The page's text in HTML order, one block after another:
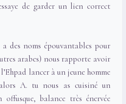
de garder un lien correct
des noms épouvantables pour
arabes) nous rapporte avoir
lancer à un jeune homme
A. tu nous as cuisiné un
offusque, balance très énervée